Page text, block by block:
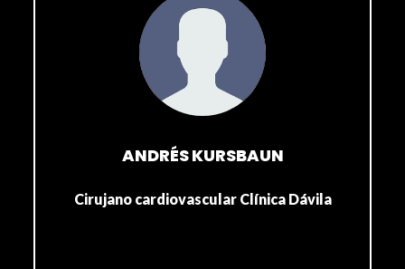
ANDRÉS KURSBAUN
Cirujano cardiovascular Clínica Dávila